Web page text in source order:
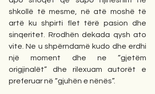
shkollë të mesme, në atë moshë të
artë ku shpirti flet tërë pasion dhe
sinqeritet. Rrodhën dekada qysh ato
vite. Ne u shpërndamë kudo dhe erdhi
një moment dhe ne “gjetëm
origjinalët” dhe rilexuam autorët e
preferuar në “gjuhën e nënës”.